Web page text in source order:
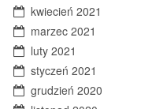
kwiecień 2021
marzec 2021
luty 2021
styczeń 2021
grudzień 2020